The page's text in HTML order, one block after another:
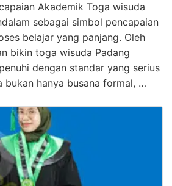
Akademik Toga wisuda
sebagai simbol pencapaian
belajar yang panjang. Oleh
bikin toga wisuda Padang
dengan standar yang serius
bukan hanya busana formal, …